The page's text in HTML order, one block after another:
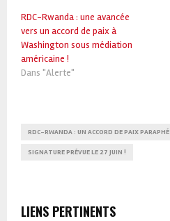
RDC-Rwanda : une avancée
vers un accord de paix à
Washington sous médiation
américaine !
Dans "Alerte"
RDC-RWANDA : UN ACCORD DE PAIX PARAPHÉ
SIGNATURE PRÉVUE LE 27 JUIN !
LIENS PERTINENTS